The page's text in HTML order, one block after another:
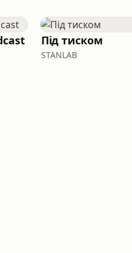
Під тиском
STANLAB